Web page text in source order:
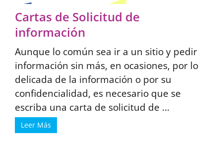
Cartas de Solicitud de
información
Aunque lo común sea ir a un sitio y pedir
información sin más, en ocasiones, por lo
delicada de la información o por su
confidencialidad, es necesario que se
escriba una carta de solicitud de ...
Leer Más